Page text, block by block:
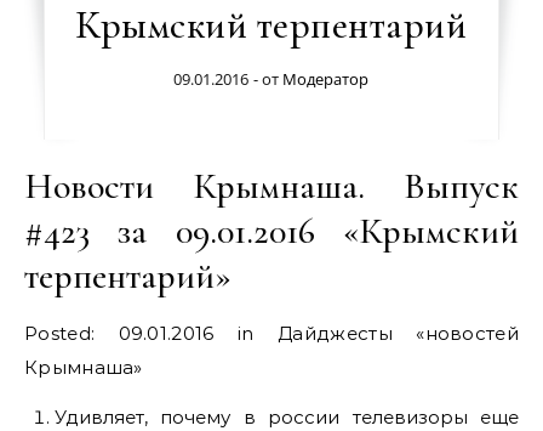
Крымский терпентарий
09.01.2016 - от Модератор
Новости Крымнаша. Выпуск
#423 за 09.01.2016 «Крымский
терпентарий»
Posted: 09.01.2016 in Дайджесты «новостей
Крымнаша»
Удивляет, почему в россии телевизоры еще